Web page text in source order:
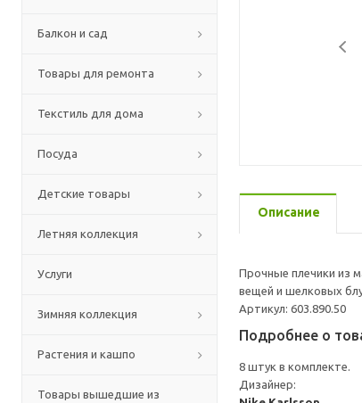
Балкон и сад
Товары для ремонта
Текстиль для дома
Посуда
Детские товары
Летняя коллекция
Услуги
Зимняя коллекция
Растения и кашпо
Товары вышедшие из
Описание
Прочные плечики из
вещей и шелковых
Артикул: 603.890.50
Подробнее о
8 штук в комплекте.
Дизайнер: